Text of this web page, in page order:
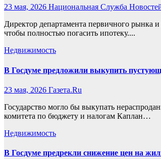
23 мая, 2026 Национальная Служба
Директор департамента первичного
чтобы полностью погасить ипотеку....
Недвижимость
В Госдуме предложили выкупить
23 мая, 2026 Газета.Ru
Государство могло бы выкупать
комитета по бюджету и налогам Каплан…
Недвижимость
В Госдуме предрекли снижение цен на